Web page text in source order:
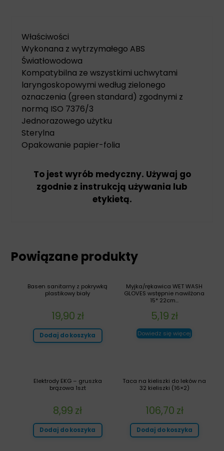
Właściwości
Wykonana z wytrzymałego ABS
Światłowodowa
Kompatybilna ze wszystkimi uchwytami
laryngoskopowymi według zielonego
oznaczenia (green standard) zgodnymi z
normą ISO 7376/3
Jednorazowego użytku
Sterylna
Opakowanie papier-folia
To jest wyrób medyczny. Używaj go
zgodnie z instrukcją używania lub
etykietą.
Powiązane produkty
Myjka/rękawica WET WASH
GLOVES wstępnie nawilżona
15* 22cm...
5,19 zł
Dowiedz się więcej
Basen sanitarny z pokrywką
plastikowy biały
19,90 zł
Dodaj do koszyka
Taca na kieliszki do leków na
32 kieliszki (16×2)
106,70 zł
Dodaj do koszyka
Elektrody EKG – gruszka
brązowa 1szt
8,99 zł
Dodaj do koszyka